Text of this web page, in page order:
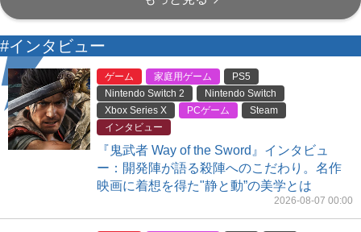
#インタビュー
ゲーム 家庭用ゲーム
PS5
Nintendo Switch 2
Nintendo Switch
Xbox Series X
PCゲーム
Steam
インタビュー
『鬼武者 Way of the Sword』インタビュ
ー：開発陣が語る殺陣へのこだわり。名作
映画に着想を得た"静と動”の美学とは
2026-08-07 00:00